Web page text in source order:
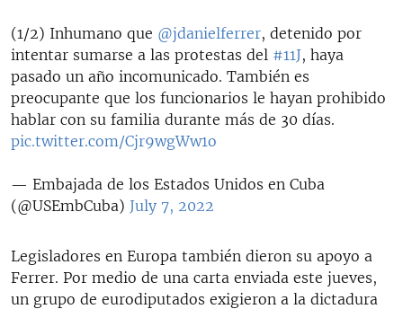
(1/2) Inhumano que @jdanielferrer, detenido por
intentar sumarse a las protestas del #11J, haya
pasado un año incomunicado. También es
preocupante que los funcionarios le hayan prohibido
hablar con su familia durante más de 30 días.
pic.twitter.com/Cjr9wgWw1o
— Embajada de los Estados Unidos en Cuba
(@USEmbCuba) July 7, 2022
Legisladores en Europa también dieron su apoyo a
Ferrer. Por medio de una carta enviada este jueves,
un grupo de eurodiputados exigieron a la dictadura